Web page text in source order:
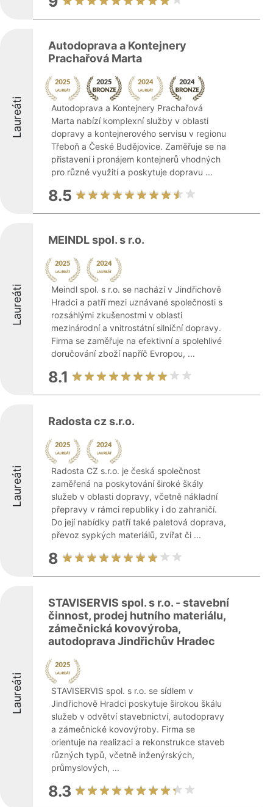
Laureáti
Autodoprava a Kontejnery
Prachařová Marta
Autodoprava a Kontejnery Prachařová
Marta nabízí komplexní služby v oblasti
dopravy a kontejnerového servisu v regionu
Třeboň a České Budějovice. Zaměřuje se na
přistavení i pronájem kontejnerů vhodných
pro různé využití a poskytuje dopravu ...
8.5
Laureáti
MEINDL spol. s r.o.
Meindl spol. s r.o. se nachází v Jindřichově
Hradci a patří mezi uznávané společnosti s
rozsáhlými zkušenostmi v oblasti
mezinárodní a vnitrostátní silniční dopravy.
Firma se zaměřuje na efektivní a spolehlivé
doručování zboží napříč Evropou, ...
8.1
Laureáti
Radosta cz s.r.o.
Radosta CZ s.r.o. je česká společnost
zaměřená na poskytování široké škály
služeb v oblasti dopravy, včetně nákladní
přepravy v rámci republiky i do zahraničí.
Do její nabídky patří také paletová doprava,
převoz sypkých materiálů, zvířat či ...
8
Laureáti
STAVISERVIS spol. s r.o. - stavební
činnost, prodej hutního materiálu,
zámečnická kovovýroba,
autodoprava Jindřichův Hradec
STAVISERVIS spol. s r.o. se sídlem v
Jindřichově Hradci poskytuje širokou škálu
služeb v odvětví stavebnictví, autodopravy
a zámečnické kovovýroby. Firma se
orientuje na realizaci a rekonstrukce staveb
různých typů, včetně inženýrských,
průmyslových, ...
8.3